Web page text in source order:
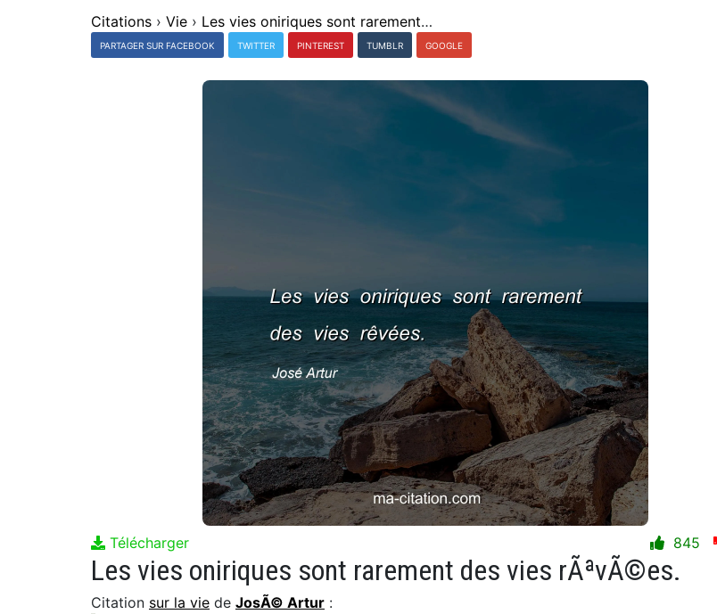
Citations › Vie › Les vies oniriques sont rarement des vies rÃªvÃ©es.
PARTAGER SUR FACEBOOK TWITTER PINTEREST TUMBLR GOOGLE
Télécharger 845
Les vies oniriques sont rarement des vies rÃªvÃ©es.
Citation sur la vie de JosÃ© Artur :